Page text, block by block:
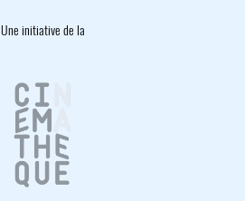
Une initiative de la